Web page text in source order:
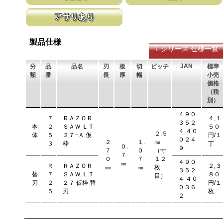
木材の繊維をある一定の巾で連続して切り落とす仕組みになってい
ます。 横挽刃を縦挽に使用すると、けっして良好な切れ味は望め
ません。
アサリあり
まれないようにしています。 板厚より切幅は大きくなります。
製品仕様
Ｌシリーズ 仕様一覧
分
類
品
番
品名
刃
長
板
厚
切
幅
ピッチ JAN
標準
小売
価格
（税
別）
本
体
７
２
５
３
ＲＡＺＯＲ
ＳＡＷ ＬＴ
２７−Ａ 仮
枠
２
７
０
㎜
０.
７
㎜
１.
０
７
㎜
２.５
㎜
（寸
１２
枚
目）
４９０
３５２
４ ４０
０２４
９
４,１
５０
円/１
丁
替
刃
Ｒ
７
２
５
ＲＡＺＯＲ
ＳＡＷ ＬＴ
２７ 仮枠 替
刃
４９０
３５２
４ ４０
０３６
２
２,３
８０
円/１
枚